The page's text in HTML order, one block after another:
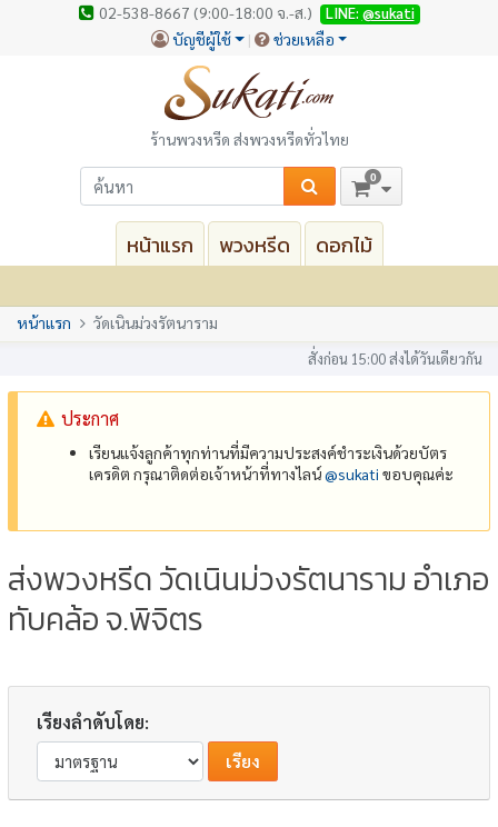
02-538-8667 (9:00-18:00 จ.-ส.) LINE: @sukati
บัญชีผู้ใช้ ช่วยเหลือ
ร้านพวงหรีด ส่งพวงหรีดทั่วไทย
0
หน้าแรก พวงหรีด ดอกไม้
หน้าแรก วัดเนินม่วงรัตนาราม
สั่งก่อน 15:00 ส่งได้วันเดียวกัน
ประกาศ
เรียนแจ้งลูกค้าทุกท่านที่มีความประสงค์ชำระเงินด้วยบัตร
เครดิต กรุณาติดต่อเจ้าหน้าที่ทางไลน์@‌sukati ขอบคุณค่ะ
ส่งพวงหรีด วัดเนินม่วงรัตนาราม อำเภอ
ทับคล้อ จ.พิจิตร
เรียงลำดับโดย: